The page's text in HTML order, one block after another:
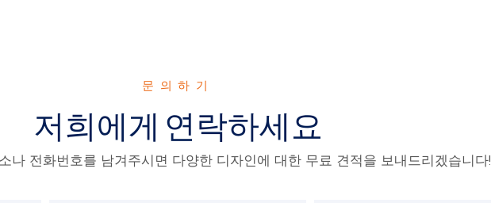
문의하기
저희에게 연락하세요
나 전화번호를 남겨주시면 다양한 디자인에 대한 무료 견적을 보내드리겠습니다!